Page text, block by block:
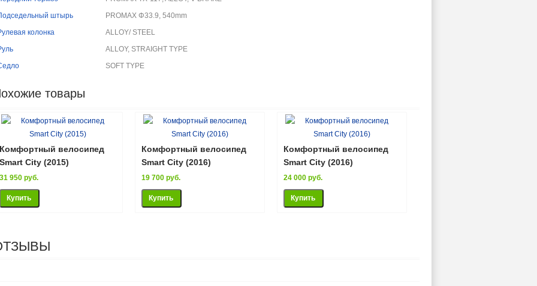
штырь
PROMAX Φ33.9, 540mm
колонка
ALLOY/ STEEL
ALLOY, STRAIGHT TYPE
SOFT TYPE
товары
Комфортный велосипед
Smart City (2015)
31 950 руб.
Комфортный велосипед
Smart City (2016)
19 700 руб.
Комфортный велосипед
Smart City (2016)
24 000 руб.